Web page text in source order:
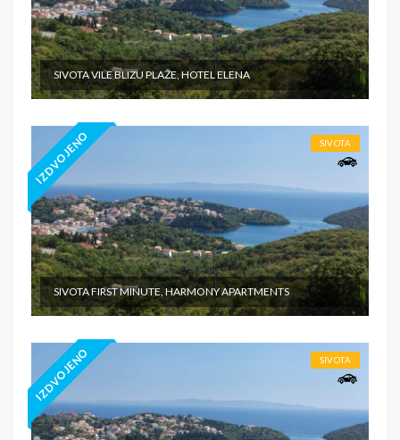
SIVOTA VILE BLIZU PLAŽE, HOTEL ELENA
IZDVOJENO SIVOTA
SIVOTA FIRST MINUTE, HARMONY APARTMENTS
IZDVOJENO SIVOTA